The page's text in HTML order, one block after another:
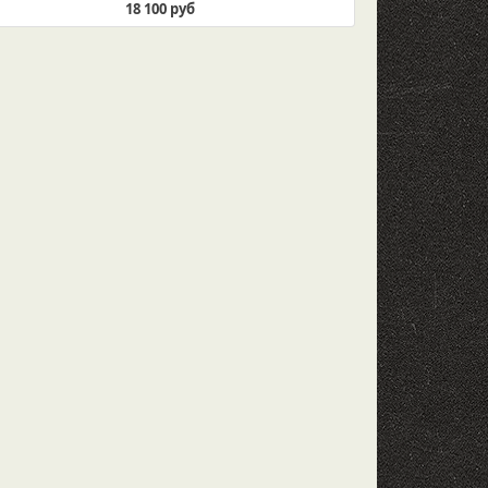
18 100 руб